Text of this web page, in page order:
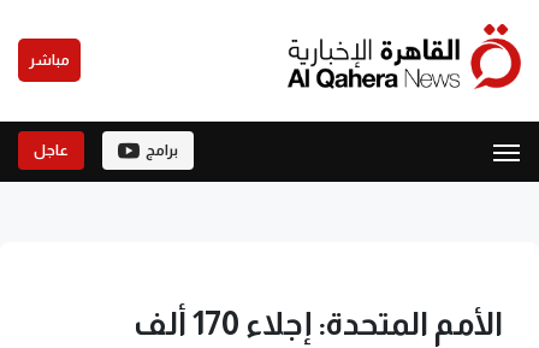
مباشر
برامج عاجل
الأمم المتحدة: إجلاء 170 ألف